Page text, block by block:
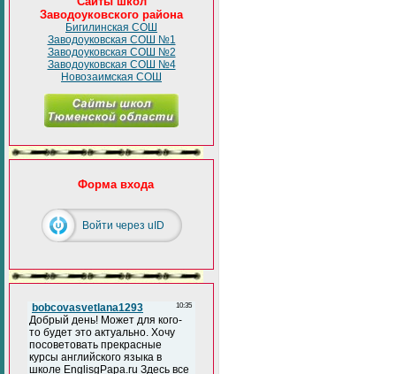
Заводоуковского района
Бигилинская СОШ
Заводоуковская СОШ №1
Заводоуковская СОШ №2
Заводоуковская СОШ №4
Новозаимская СОШ
Форма входа
Войти через uID